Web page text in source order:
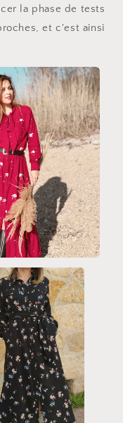
la phase de tests
et c'est ainsi